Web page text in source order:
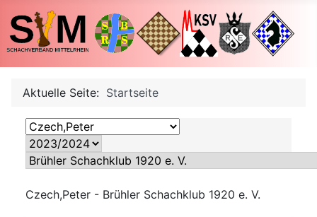
Aktuelle Seite: Startseite
Czech,Peter - Brühler Schachklub 1920 e. V.